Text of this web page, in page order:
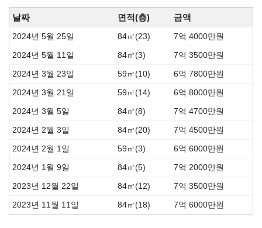
날짜 면적(층) 금액
2024년 5월 25일 84㎡(23) 7억 4000만원
2024년 5월 11일 84㎡(3) 7억 3500만원
2024년 3월 23일 59㎡(10) 6억 7800만원
2024년 3월 21일 59㎡(14) 6억 8000만원
2024년 3월 5일 84㎡(8) 7억 4700만원
2024년 2월 3일 84㎡(20) 7억 4500만원
2024년 2월 1일 59㎡(3) 6억 6000만원
2024년 1월 9일 84㎡(5) 7억 2000만원
2023년 12월 22일 84㎡(12) 7억 3500만원
2023년 11월 11일 84㎡(18) 7억 6000만원